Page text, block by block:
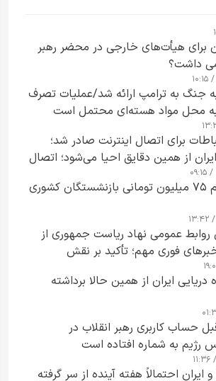
برای هیأت‌های خارجی در محضر رهبر
داشت؟
جنگ به ترامپ ارائه شد/عملیات تصرف
محل مواد هسته‌ای محتمل است
برای اتصال اینترنت صادر شد؛
از همین دقایق احیا می‌شود؛ اتصال
آغاز ثبت‌نام وام ۷۵ میلیون تومانی بازنشستگان کشوری
روابط عمومی نهاد ریاست جمهوری از
فوری مهم؛ تأکید بر نقش
و مسئول در ارتقای آگاهی عمومی
ایران از همین حالا برداشته
حساب کاربری رهبر انقلاب در
رژیم به شماره افتاده است​
و ایران احتمالاً هفته آینده از سر گرفته